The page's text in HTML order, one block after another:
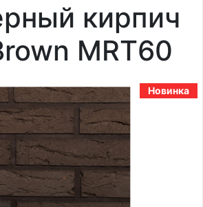
кирпич
MRT60
Новинка